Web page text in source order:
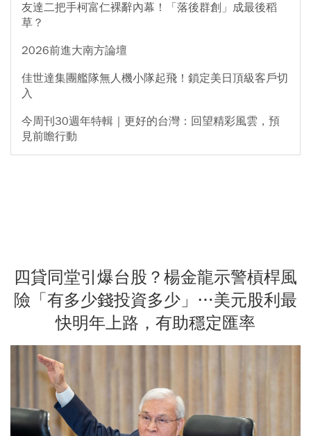
友達二把手柯富仁裸辭內幕！「落後群創」成最後稻
草？
2026前進大南方論壇
佳世達集團艦隊無人機小隊起飛！鎖定美日頂級客戶切
入
今周刊30週年特輯｜更好的台灣：回望精彩風雲，預
見前瞻行動
四貸同堂引爆台股？楊金龍示警槓桿風
險「有多少錢投資多少」…美元股利最
快明年上路，有助穩定匯率